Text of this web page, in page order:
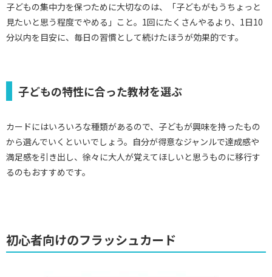
子どもの集中力を保つために大切なのは、「子どもがもうちょっと
見たいと思う程度でやめる」こと。1回にたくさんやるより、1日10
分以内を目安に、毎日の習慣として続けたほうが効果的です。
子どもの特性に合った教材を選ぶ
カードにはいろいろな種類があるので、子どもが興味を持ったもの
から選んでいくといいでしょう。自分が得意なジャンルで達成感や
満足感を引き出し、徐々に大人が覚えてほしいと思うものに移行す
るのもおすすめです。
初心者向けのフラッシュカード